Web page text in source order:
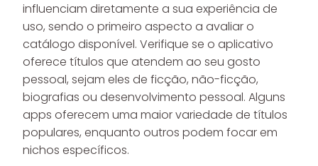
influenciam diretamente a sua experiência de
uso, sendo o primeiro aspecto a avaliar o
catálogo disponível. Verifique se o aplicativo
oferece títulos que atendem ao seu gosto
pessoal, sejam eles de ficção, não-ficção,
biografias ou desenvolvimento pessoal. Alguns
apps oferecem uma maior variedade de títulos
populares, enquanto outros podem focar em
nichos específicos.